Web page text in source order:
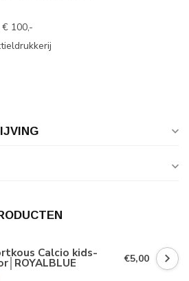
100,-
Calcio kids- €5,00